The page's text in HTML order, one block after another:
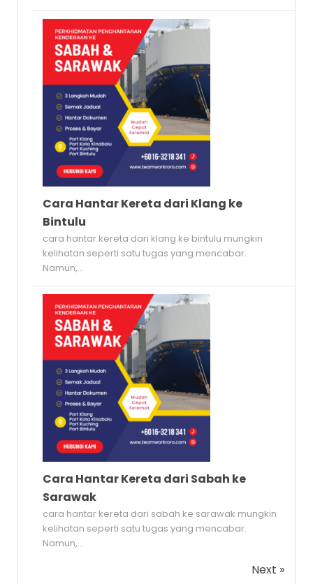
Cara Hantar Kereta dari Klang ke
Bintulu
cara hantar kereta dari klang ke bintulu mungkin
kelihatan seperti satu tugas yang mencabar.
Namun,...
Cara Hantar Kereta dari Sabah ke
Sarawak
cara hantar kereta dari sabah ke sarawak mungkin
kelihatan seperti satu tugas yang mencabar.
Namun,...
Next »